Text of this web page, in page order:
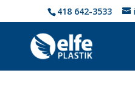
418 642-3533